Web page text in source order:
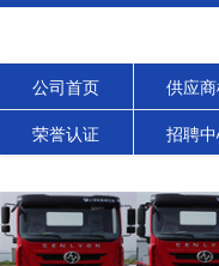
公司首页 供应
荣誉认证 招聘